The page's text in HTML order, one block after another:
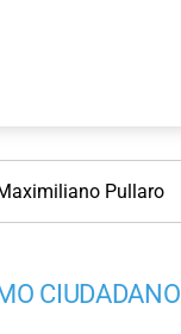
Pullaro
CIUDADANO